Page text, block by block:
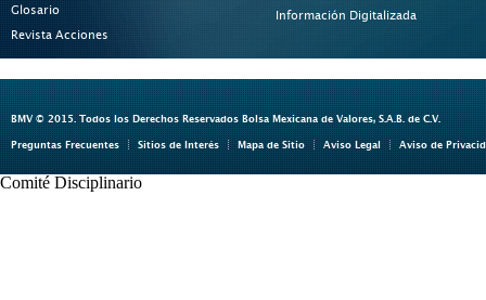
Glosario
Revista Acciones
Información Digitalizada
BMV © 2015. Todos los Derechos Reservados Bolsa Mexicana de Valores, S.A.B. de C.V.
Preguntas Frecuentes Sitios de Interés Mapa de Sitio Aviso Legal Aviso de
Comité Disciplinario